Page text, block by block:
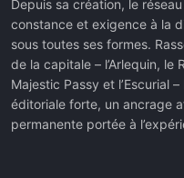
Depuis sa création, le
constance et exigence à la
sous toutes ses formes.
de la capitale – l’Arlequin, le
Majestic Passy et l’Escurial
éditoriale forte, un ancrage
permanente portée à